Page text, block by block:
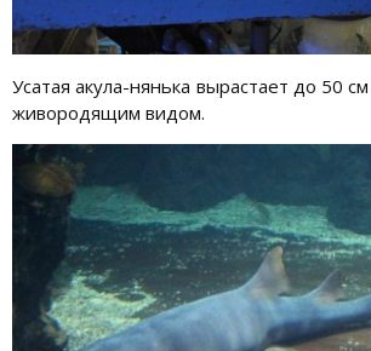
Усатая акула-нянька вырастает до 50
живородящим видом.